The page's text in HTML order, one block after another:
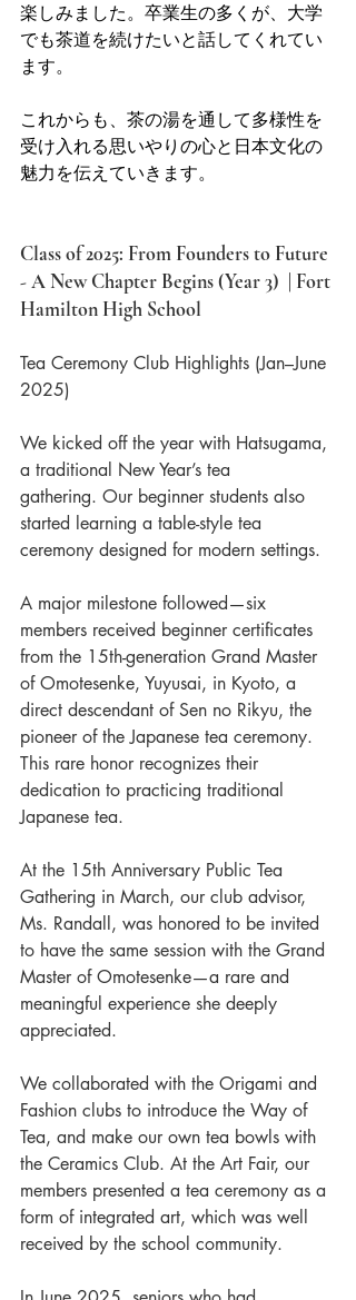
楽しみました。卒業生の多くが、大学
でも茶道を続けたいと話してくれてい
ます。
これからも、茶の湯を通して多様性を
受け入れる思いやりの心と日本文化の
魅力を伝えていきます。
Class of 2025: From Founders to Future
- A New Chapter Begins (Year 3)  | Fort
Hamilton High School
Tea Ceremony Club Highlights (Jan–June
2025)
We kicked off the year with Hatsugama,
a traditional New Year’s tea
gathering. Our beginner students also
started learning a table-style tea
ceremony designed for modern settings.
A major milestone followed—six
members received beginner certificates
from the 15th-generation Grand Master
of Omotesenke, Yuyusai, in Kyoto, a
direct descendant of Sen no Rikyu, the
pioneer of the Japanese tea ceremony.
This rare honor recognizes their
dedication to practicing traditional
Japanese tea.
At the 15th Anniversary Public Tea
Gathering in March, our club advisor,
Ms. Randall, was honored to be invited
to have the same session with the Grand
Master of Omotesenke—a rare and
meaningful experience she deeply
appreciated.
We collaborated with the Origami and
Fashion clubs to introduce the Way of
Tea, and make our own tea bowls with
the Ceramics Club. At the Art Fair, our
members presented a tea ceremony as a
form of integrated art, which was well
received by the school community.